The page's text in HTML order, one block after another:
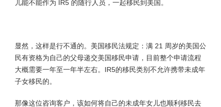
儿能不能作为 IR5 的随行人员，一起移民到美国。
显然，这样是行不通的。美国移民法规定：满 21 周岁的美国公
民有资格为自己的父母递交美国移民申请，目前整个申请流程
大概需要一年至一年半左右。IR5的移民类别不允许携带未成年
子女移民的。
那像这位咨询客户，该如何将自己的未成年女儿也顺利移民去